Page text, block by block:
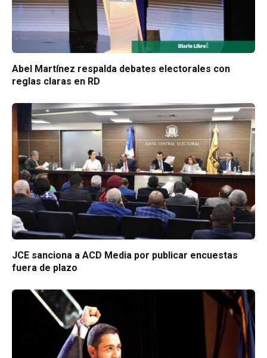
Abel Martínez respalda debates electorales con
reglas claras en RD
JCE sanciona a ACD Media por publicar encuestas
fuera de plazo